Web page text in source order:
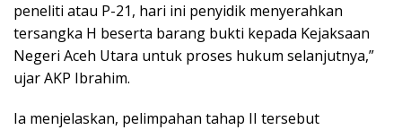
peneliti atau P-21, hari ini penyidik menyerahkan
tersangka H beserta barang bukti kepada Kejaksaan
Negeri Aceh Utara untuk proses hukum selanjutnya,”
ujar AKP Ibrahim.
Ia menjelaskan, pelimpahan tahap II tersebut